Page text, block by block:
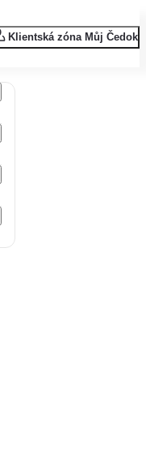
Klientská zóna Můj Čedok